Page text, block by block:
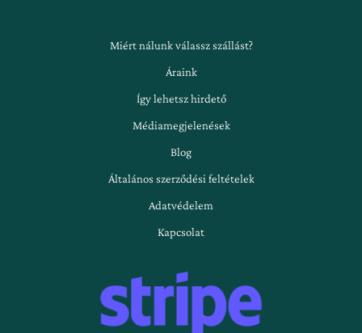
Miért nálunk válassz szállást?
Áraink
Így lehetsz hirdető
Médiamegjelenések
Blog
Általános szerződési feltételek
Adatvédelem
Kapcsolat